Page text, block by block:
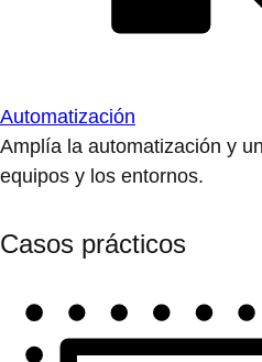
Automatización
Amplía la automatización y
equipos y los entornos.
Casos prácticos